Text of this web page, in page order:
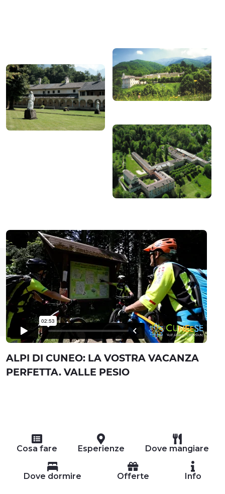
ALPI DI CUNEO: LA VOSTRA VACANZA
PERFETTA. VALLE PESIO
Cosa fare Esperienze Dove mangiare
Dove dormire Offerte Info